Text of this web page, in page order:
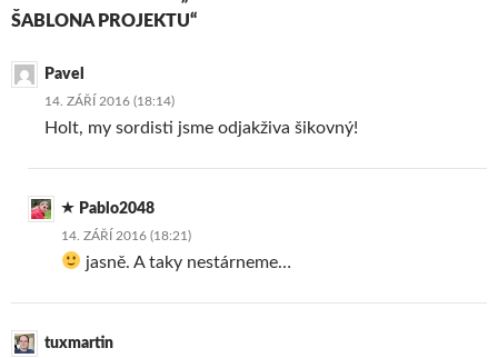
ŠABLONA PROJEKTU“
Pavel
14. ZÁŘÍ 2016 (18:14)
Holt, my sordisti jsme odjakživa šikovný!
Pablo2048
14. ZÁŘÍ 2016 (18:21)
jasně. A taky nestárneme…
tuxmartin